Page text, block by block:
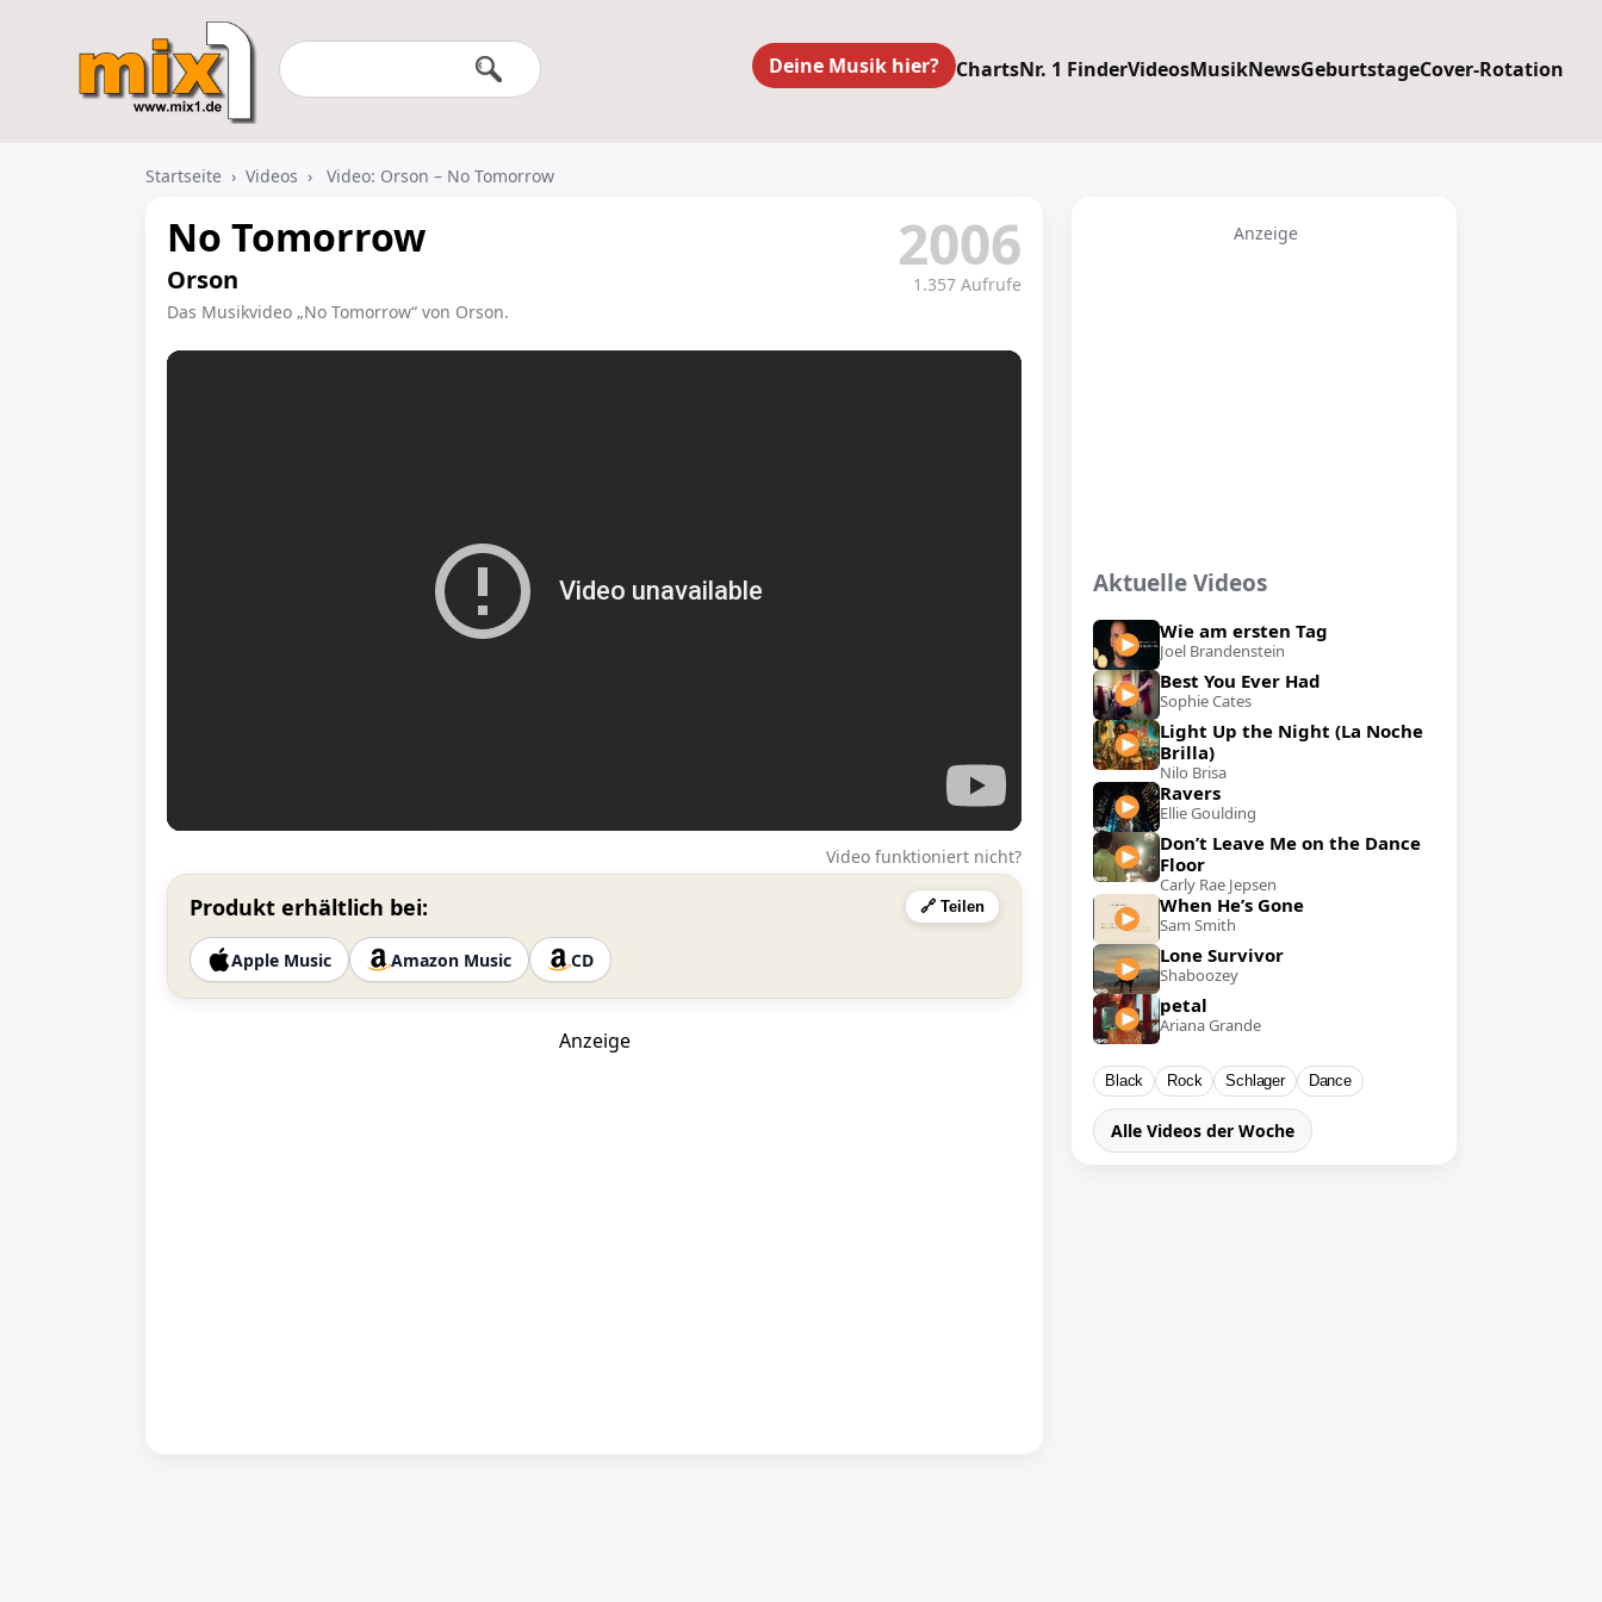
Deine Musik hier? ChartsNr. 1 FinderVideosMusikNewsGeburtstageCover-Rotation
Startseite › Videos › Video: Orson – No Tomorrow
No Tomorrow
Orson
Das Musikvideo „No Tomorrow“ von Orson.
2006
1.357 Aufrufe
Video funktioniert nicht?
Produkt erhältlich bei: 🔗 Teilen
Apple Music Amazon Music CD
Anzeige
Anzeige
Aktuelle Videos
Wie am ersten Tag
Joel Brandenstein
Best You Ever Had
Sophie Cates
Light Up the Night (La Noche
Brilla)
Nilo Brisa
Ravers
Ellie Goulding
Don’t Leave Me on the Dance
Floor
Carly Rae Jepsen
When He’s Gone
Sam Smith
Lone Survivor
Shaboozey
petal
Ariana Grande
Black Rock Schlager Dance
Alle Videos der Woche